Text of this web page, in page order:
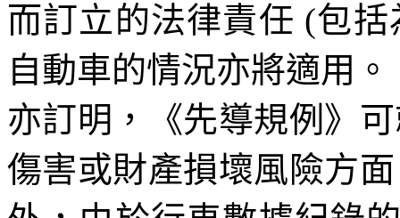
而訂立的法律責任 (包
自動車的情況亦將適用
亦訂明，《先導規例》
傷害或財產損壞風險方